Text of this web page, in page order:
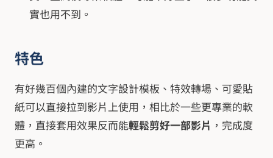
實也用不到。
特色
有好幾百個內建的文字設計模板、特效轉場、可愛貼
紙可以直接拉到影片上使用，相比於一些更專業的軟
體，直接套用效果反而能輕鬆剪好一部影片 ，完成度
更高。